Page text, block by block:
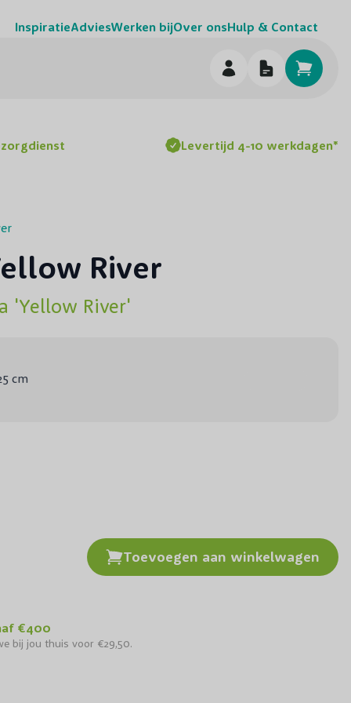
InspiratieAdviesWerken bijOver onsHulp & Contact
Levertijd 4-10 werkdagen*
River
'Yellow River'
cm
Toevoegen aan winkelwagen
€400
bij jou thuis voor €29,50.